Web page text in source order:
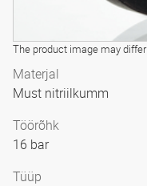
The product image may differ
Materjal
Must nitriilkumm
Töörõhk
16 bar
Tüüp